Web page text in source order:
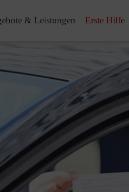
& Leistungen Erste Hilfe